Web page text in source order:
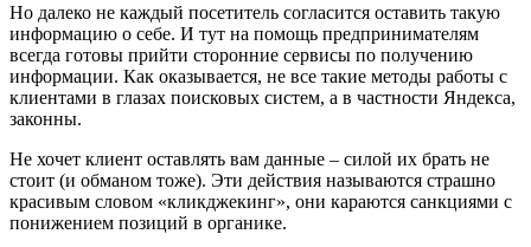
Но далеко не каждый посетитель согласится оставить такую
информацию о себе. И тут на помощь предпринимателям
всегда готовы прийти сторонние сервисы по получению
информации. Как оказывается, не все такие методы работы с
клиентами в глазах поисковых систем, а в частности Яндекса,
законны.
Не хочет клиент оставлять вам данные – силой их брать не
стоит (и обманом тоже). Эти действия называются страшно
красивым словом «кликджекинг», они караются санкциями с
понижением позиций в органике.